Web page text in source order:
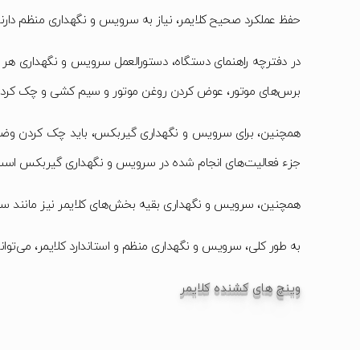
حفظ عملکرد صحیح کلایمر، نیاز به سرویس و نگهداری منظم
در دفترچه راهنمای دستگاه، دستورالعمل سرویس و
برس‌های موتور، عوض کردن روغن موتور و سیم کشی و چک
همچنین، برای سرویس و نگهداری گیربکس، باید چک کردن
جزء فعالیت‌های انجام شده در سرویس و نگهداری گیربکس
همچنین، سرویس و نگهداری بقیه بخش‌های کلایمر نیز مانند
به طور کلی، سرویس و نگهداری منظم و استاندارد کلایمر،
وینچ های کشنده کلایمر